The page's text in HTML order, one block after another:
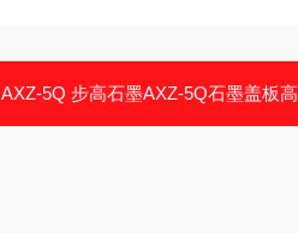
AXZ-5Q 步高石墨AXZ-5Q石墨盖板高纯度石墨